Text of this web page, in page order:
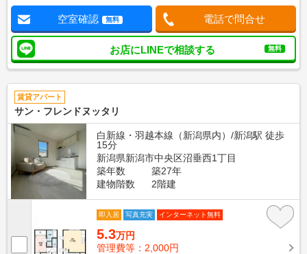
空室確認 無料 電話で問合せ
お店にLINEで相談する 無料
賃貸アパート
サン・フレンドヌッタリ
白新線・羽越本線（新潟県内）/新潟駅 徒歩
15分
新潟県新潟市中央区沼垂西1丁目
築年数
築27年
建物階数
2階建
即入居 写真充実 インターネット無料
5.3万円
管理費等：2,000円